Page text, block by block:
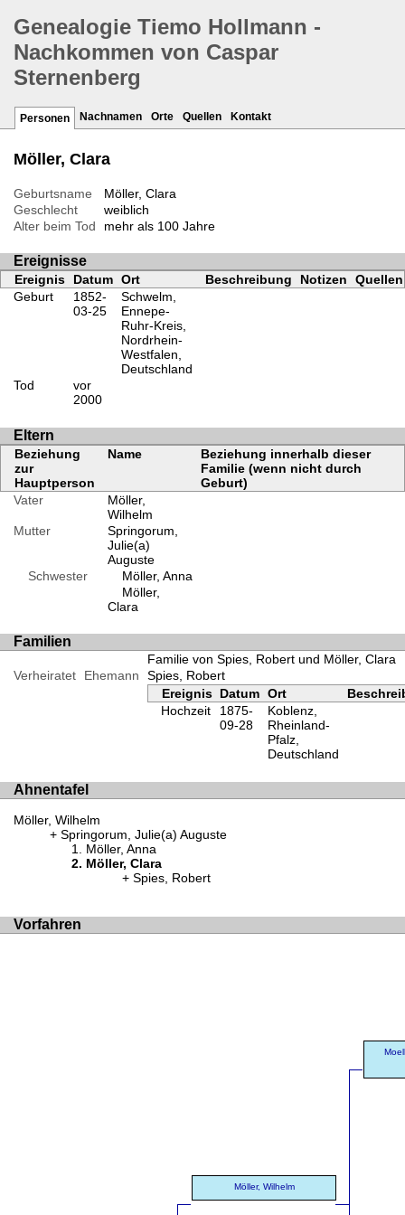
Genealogie Tiemo Hollmann -
Nachkommen von Caspar
Sternenberg
Personen Nachnamen Orte Quellen Kontakt
Möller, Clara
Geburtsname
Möller, Clara
Geschlecht
weiblich
Alter beim Tod
mehr als 100 Jahre
Ereignisse
Ereignis Datum Ort Beschreibung Notizen
Quellen
Geburt
1852-
03-25
Schwelm,
Ennepe-
Ruhr-Kreis,
Nordrhein-
Westfalen,
Deutschland
Tod
vor
2000
Eltern
Beziehung
zur
Hauptperson
Name
Beziehung innerhalb dieser
Familie (wenn nicht durch
Geburt)
Vater
Möller,
Wilhelm
Mutter
Springorum,
Julie(a)
Auguste
Schwester
Möller, Anna
Möller,
Clara
Familien
Familie von Spies, Robert und Möller, Clara
Verheiratet
Ehemann
Spies, Robert
Ereignis Datum Ort
Hochzeit
1875-
09-28
Koblenz,
Rheinland-
Pfalz,
Deutschland
Ahnentafel
Möller, Wilhelm
Springorum, Julie(a) Auguste
Möller, Anna
Möller, Clara
Spies, Robert
Vorfahren
Möller, Wilhelm